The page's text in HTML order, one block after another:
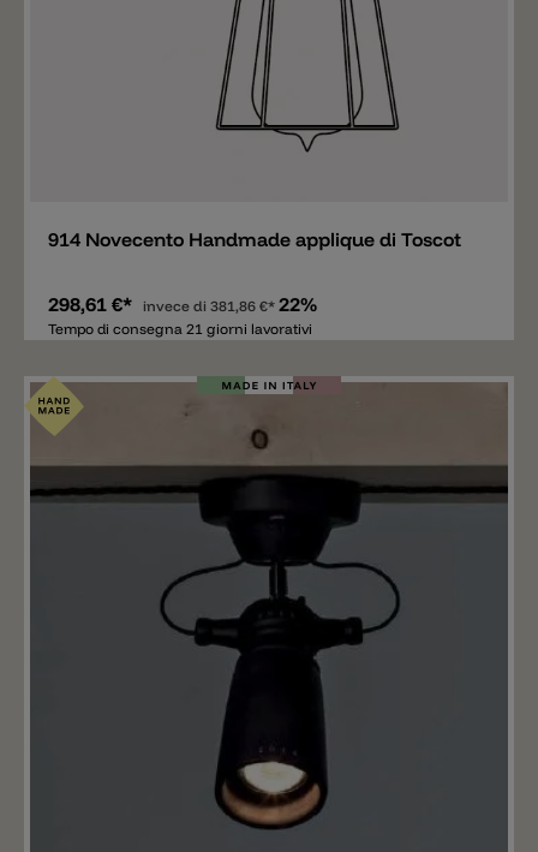
914 Novecento Handmade applique di Toscot
298,61 €* invece di 381,86 €* 22%
Tempo di consegna 21 giorni lavorativi